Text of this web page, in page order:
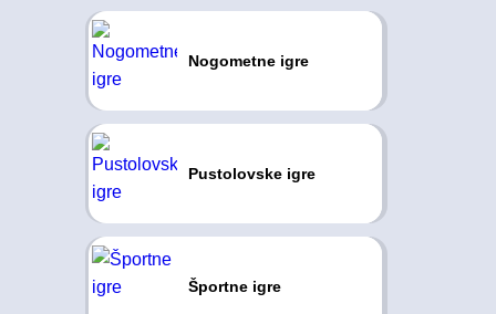
Nogometne igre
Pustolovske igre
Športne igre